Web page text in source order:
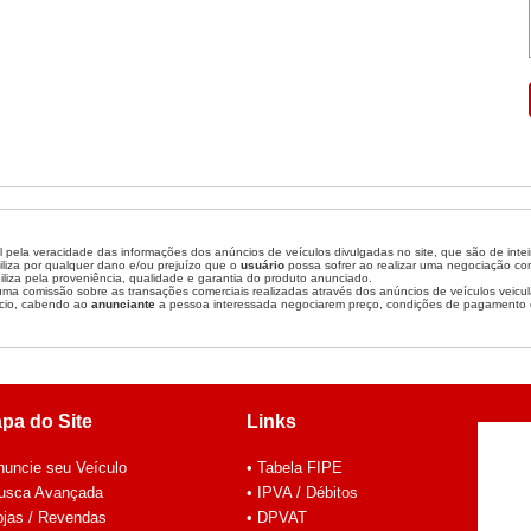
pela veracidade das informações dos anúncios de veículos divulgadas no site, que são de
por qualquer dano e/ou prejuízo que o usuário possa sofrer ao realizar uma negociação
pela proveniência, qualidade e garantia do produto anunciado.
comissão sobre as transações comerciais realizadas através dos anúncios de veículos
cabendo ao anunciante a pessoa interessada negociarem preço, condições de